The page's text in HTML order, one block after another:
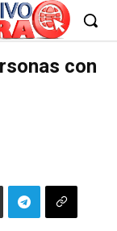
con